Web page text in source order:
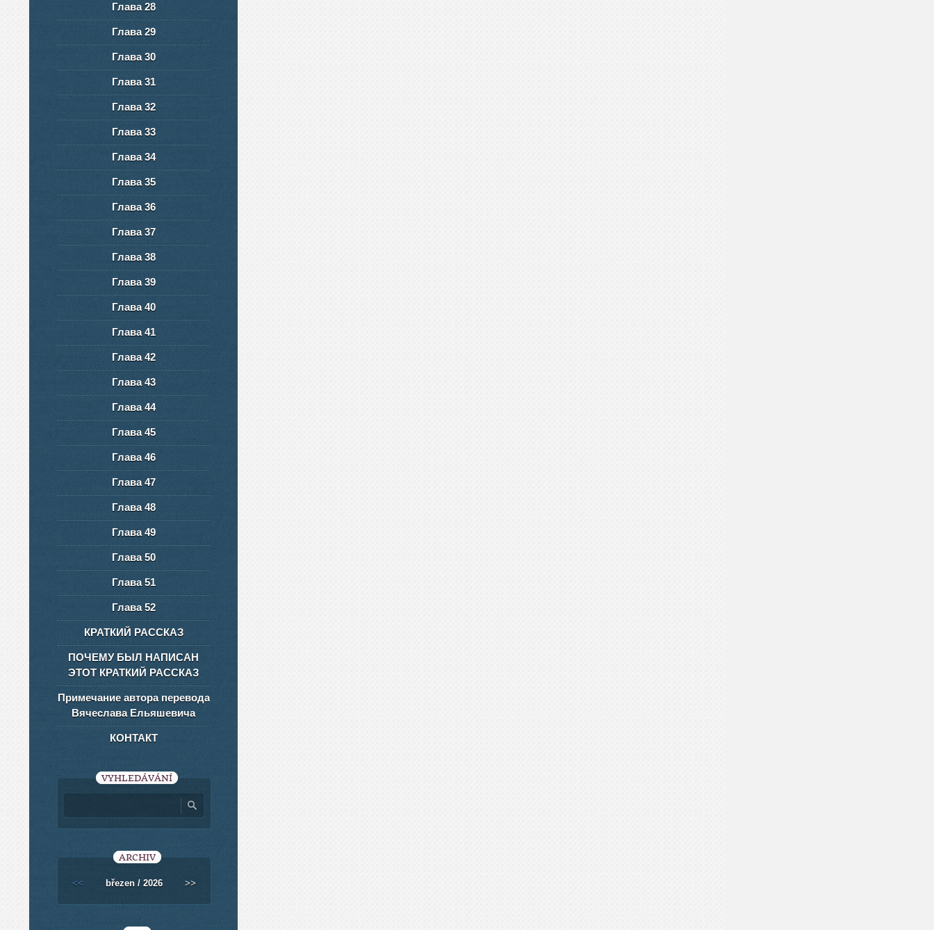
Глава 28
Глава 29
Глава 30
Глава 31
Глава 32
Глава 33
Глава 34
Глава 35
Глава 36
Глава 37
Глава 38
Глава 39
Глава 40
Глава 41
Глава 42
Глава 43
Глава 44
Глава 45
Глава 46
Глава 47
Глава 48
Глава 49
Глава 50
Глава 51
Глава 52
КРАТКИЙ РАССКАЗ
ПОЧЕМУ БЫЛ НАПИСАН
ЭТОТ КРАТКИЙ РАССКАЗ
Примечание автора перевода
Вячеслава Ельяшевича
КОНТАКТ
VYHLEDÁVÁNÍ
ARCHIV
<< březen / 2026 >>